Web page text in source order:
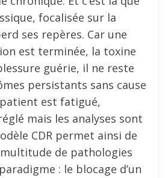
focalisée sur la
ses repères. Car une
est terminée, la toxine
guérie, il ne reste
persistants sans cause
est fatigué,
mais les analyses sont
CDR permet ainsi de
de pathologies
: le blocage d’un